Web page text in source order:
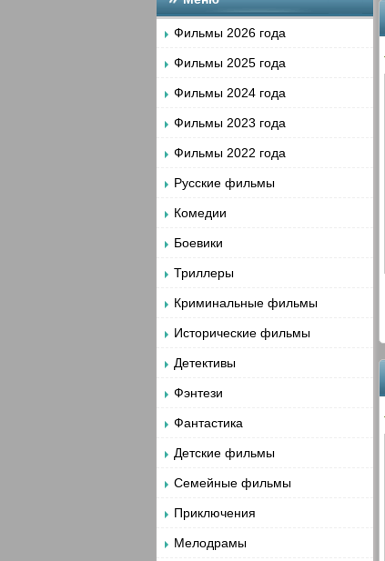
Фильмы 2026 года
Фильмы 2025 года
Фильмы 2024 года
Фильмы 2023 года
Фильмы 2022 года
Русские фильмы
Комедии
Боевики
Триллеры
Криминальные фильмы
Исторические фильмы
Детективы
Фэнтези
Фантастика
Детские фильмы
Семейные фильмы
Приключения
Мелодрамы